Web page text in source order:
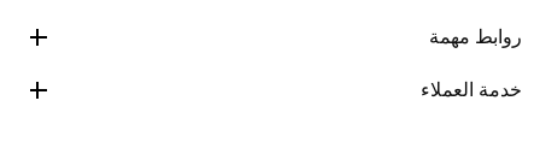
روابط مهمة
خدمة العملاء